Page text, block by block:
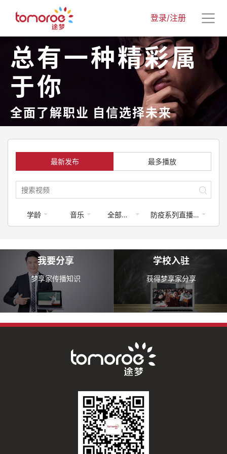
登录/注册
总有一种精彩属
于你
全面了解职业 自信选择未来
最新发布 最多播放
学龄 音乐 全部梦享家 防疫系列直播课
我要分享
梦享家传播知识
学校入驻
获得梦享家分享